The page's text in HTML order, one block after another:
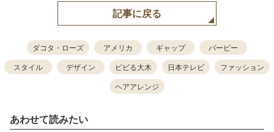
記事に戻る
ダコタ・ローズ アメリカ ギャップ
バービー
スタイル
デザイン ビビる大木 日本テレビ
ファッション
ヘアアレンジ
あわせて読みたい